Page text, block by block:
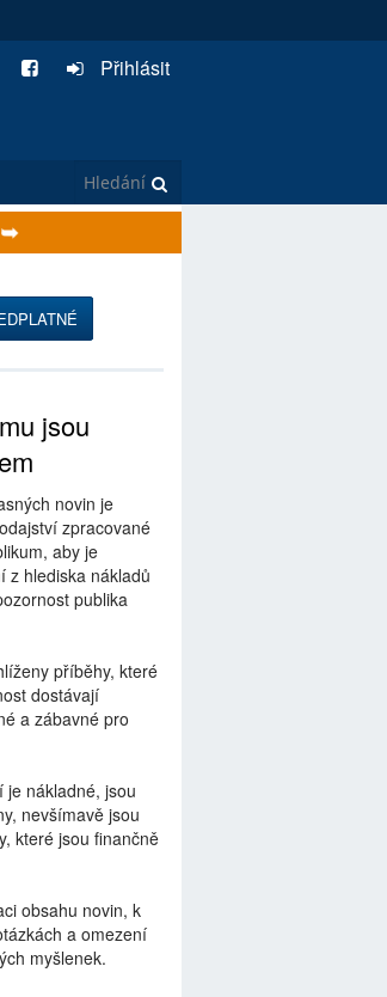
Přihlásit
jsou
novin je
zpracované
aby je
z hlediska nákladů
publika
příběhy, které
dostávají
a zábavné pro
je nákladné, jsou
nevšímavě jsou
které jsou finančně
obsahu novin, k
a omezení
myšlenek.